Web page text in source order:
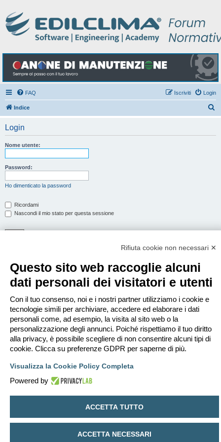
FAQ Login
Iscriviti
Indice
Login
Nome utente:
Password:
Ho dimenticato la password
Ricordami
Nascondi il mio stato per questa sessione
Per eseguire il login devi essere registrato. La registrazione richiede solo
pochi secondi e garantisce l’accesso alle funzioni avanzate. L’amministratore
può anche dare permessi speciali agli utenti. Prima di eseguire il login
assicurati di aver letto i termini d’uso e le varie regole.
Condizioni d’uso
Trattamento dei dati personali
Indice Tutti gli orari sono
Cancella cookie
Contattaci
Creato daphpBB® Forum Software © phpBB Limited
Traduzione Italiana
Rifiuta cookie non necessari ✕
Questo sito web raccoglie alcuni
dati personali dei visitatori e utenti
Con il tuo consenso, noi e i nostri partner utilizziamo i cookie e
tecnologie simili per archiviare, accedere ed elaborare i dati
personali come, ad esempio, la visita al sito web o la
personalizzazione degli annunci. Poiché rispettiamo il tuo diritto
alla privacy, è possibile scegliere di non consentire alcuni tipi di
cookie. Clicca su preferenze GDPR per saperne di più.
Visualizza la Cookie Policy Completa
Powered by
ACCETTA TUTTO
ACCETTA NECESSARI